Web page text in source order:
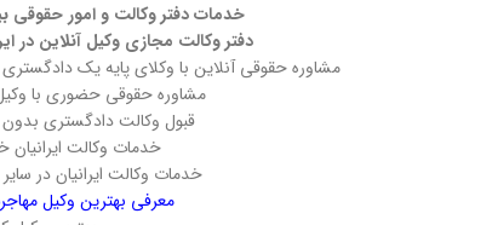
خدمات دفتر وکالت و امور حقوقی
دفتر وکالت مجازی وکیل آنلاین در
مشاوره حقوقی آنلاین با وکلای پایه یک
مشاوره حقوقی حضوری با
قبول وکالت دادگستری
خدمات وکالت ایرانیان
خدمات وکالت ایرانیان در
معرفی بهترین وکیل